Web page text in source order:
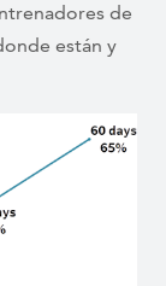
de
están y